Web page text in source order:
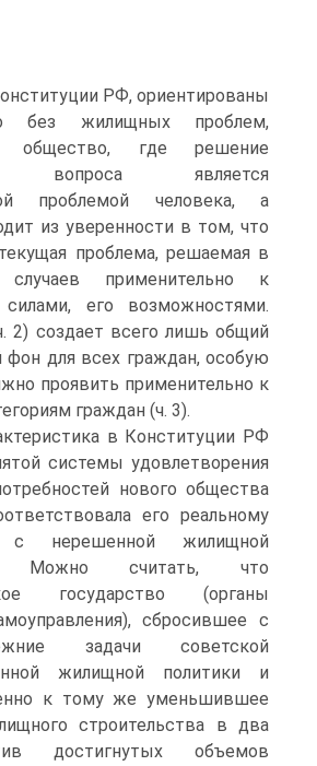
РФ, ориентированы
без жилищных проблем,
общество, где решение
вопроса является
проблемой человека, а
из уверенности в том, что
проблема, решаемая в
случаев применительно к
его возможностями.
2) создает всего лишь общий
фон для всех граждан, особую
проявить применительно к
граждан (ч. 3).
в Конституции РФ
системы удовлетворения
нового общества
его реальному
с нерешенной жилищной
Можно считать, что
государство (органы
сбросившее с
задачи советской
жилищной политики и
к тому же уменьшившее
строительства в два
достигнутых объемов